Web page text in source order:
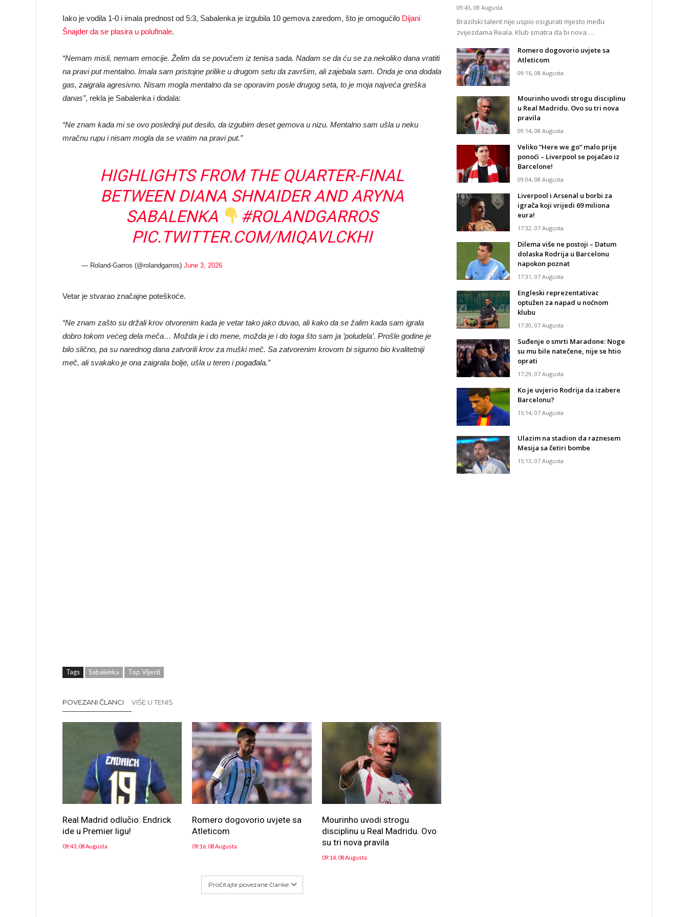
Iako je vodila 1-0 i imala prednost od 5:3, Sabalenka je izgubila 10 gemova zaredom, što je omogućilo Dijani
Šnajder da se plasira u polufinale.
“Nemam misli, nemam emocije. Želim da se povučem iz tenisa sada. Nadam se da ću se za nekoliko dana vratiti
na pravi put mentalno. Imala sam pristojne prilike u drugom setu da završim, ali zajebala sam. Onda je ona dodala
gas, zaigrala agresivno. Nisam mogla mentalno da se oporavim posle drugog seta, to je moja najveća greška
danas”, rekla je Sabalenka i dodala:
“Ne znam kada mi se ovo poslednji put desilo, da izgubim deset gemova u nizu. Mentalno sam ušla u neku
mračnu rupu i nisam mogla da se vratim na pravi put.”
HIGHLIGHTS FROM THE QUARTER-FINAL
BETWEEN DIANA SHNAIDER AND ARYNA
SABALENKA
#ROLANDGARROS
PIC.TWITTER.COM/MIQAVLCKHI
— Roland-Garros (@rolandgarros) June 3, 2026
Vetar je stvarao značajne poteškoće.
“Ne znam zašto su držali krov otvorenim kada je vetar tako jako duvao, ali kako da se žalim kada sam igrala
dobro tokom većeg dela meča… Možda je i do mene, možda je i do toga što sam ja ’poludela’. Prošle godine je
bilo slično, pa su narednog dana zatvorili krov za muški meč. Sa zatvorenim krovom bi sigurno bio kvalitetniji
meč, ali svakako je ona zaigrala bolje, ušla u teren i pogađala.”
Tags Sabalenka Top Vijesti
POVEZANI ČLANCI VIŠE U TENIS
Real Madrid odlučio: Endrick
ide u Premier ligu!
09:43, 08 Augusta
Romero dogovorio uvjete sa
Atleticom
09:16, 08 Augusta
Mourinho uvodi strogu
disciplinu u Real Madridu. Ovo
su tri nova pravila
09:14, 08 Augusta
Pročitajte povezane članke
09:43, 08 Augusta
Brazilski talent nije uspio osigurati mjesto među
zvijezdama Reala. Klub smatra da bi nova …
Romero dogovorio uvjete sa
Atleticom
09:16, 08 Augusta
Mourinho uvodi strogu disciplinu
u Real Madridu. Ovo su tri nova
pravila
09:14, 08 Augusta
Veliko “Here we go” malo prije
ponoći – Liverpool se pojačao iz
Barcelone!
09:04, 08 Augusta
Liverpool i Arsenal u borbi za
igrača koji vrijedi 69 miliona
eura!
17:32, 07 Augusta
Dilema više ne postoji – Datum
dolaska Rodrija u Barcelonu
napokon poznat
17:31, 07 Augusta
Engleski reprezentativac
optužen za napad u noćnom
klubu
17:30, 07 Augusta
Suđenje o smrti Maradone: Noge
su mu bile natečene, nije se htio
oprati
17:29, 07 Augusta
Ko je uvjerio Rodrija da izabere
Barcelonu?
15:14, 07 Augusta
Ulazim na stadion da raznesem
Mesija sa četiri bombe
15:13, 07 Augusta